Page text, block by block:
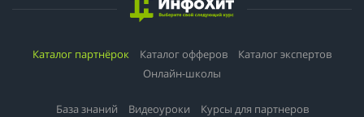
Каталог партнёрок Каталог офферов
Каталог экспертов
Онлайн-школы
База знаний Видеоуроки Курсы для партнеров